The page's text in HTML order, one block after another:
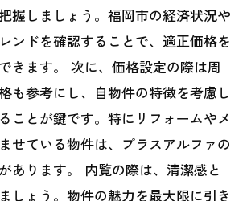
握しましょう。福岡市の経済状況や
ンドを確認することで、適正価格を
きます。 次に、価格設定の際は周
も参考にし、自物件の特徴を考慮し
ことが鍵です。特にリフォームやメ
せている物件は、プラスアルファの
あります。 内覧の際は、清潔感と
しょう。物件の魅力を最大限に引き